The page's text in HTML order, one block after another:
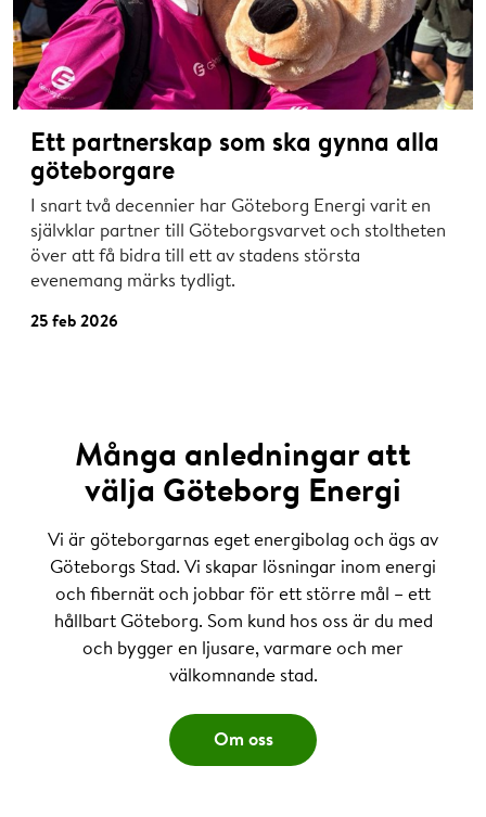
Ett partnerskap som ska gynna alla
göteborgare
I snart två decennier har Göteborg Energi varit en
självklar partner till Göteborgsvarvet och stoltheten
över att få bidra till ett av stadens största
evenemang märks tydligt.
25 feb 2026
Många anledningar att
välja Göteborg Energi
Vi är göteborgarnas eget energibolag och ägs av
Göteborgs Stad. Vi skapar lösningar inom energi
och fibernät och jobbar för ett större mål – ett
hållbart Göteborg. Som kund hos oss är du med
och bygger en ljusare, varmare och mer
välkomnande stad.
Om oss